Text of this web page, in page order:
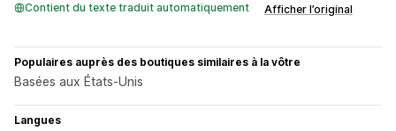
Contient du texte traduit automatiquement Afficher l’original
Populaires auprès des boutiques similaires à la vôtre
Basées aux États-Unis
Langues